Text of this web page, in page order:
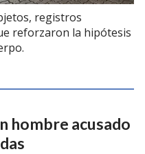
registros
reforzaron la hipótesis
hombre acusado